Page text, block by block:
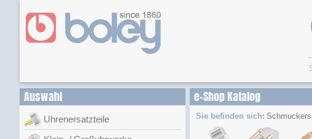
Auswahl
Uhrenersatzteile
e-Shop Katalog
Sie befinden sich: